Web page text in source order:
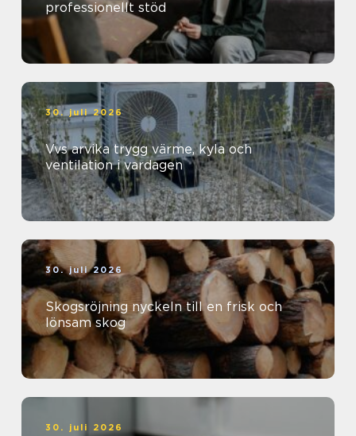
professionellt stöd
30. juli 2026
Vvs arvika trygg värme, kyla och
ventilation i vardagen
30. juli 2026
Skogsröjning nyckeln till en frisk och
lönsam skog
30. juli 2026